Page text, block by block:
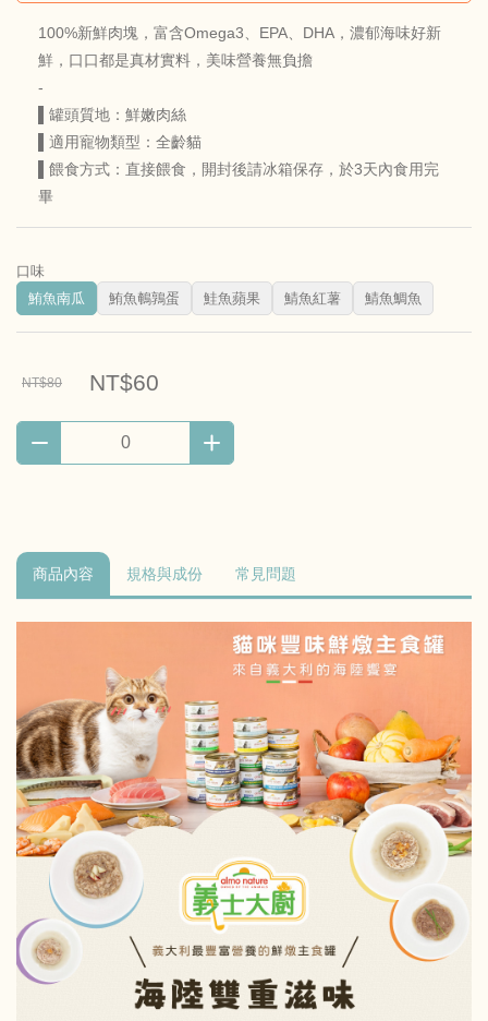
100%新鮮肉塊，富含Omega3、EPA、DHA，濃郁海味好新
鮮，口口都是真材實料，美味營養無負擔
-
▌罐頭質地：鮮嫩肉絲
▌適用寵物類型：全齡貓
▌餵食方式：直接餵食，開封後請冰箱保存，於3天內食用完
畢
口味
鮪魚南瓜
鮪魚鵪鶉蛋 鮭魚蘋果 鯖魚紅薯 鯖魚鯛魚
NT$80 NT$60
商品內容 規格與成份 常見問題